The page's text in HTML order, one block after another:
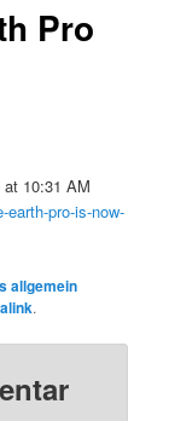
Pro
10:31 AM
earth-pro-is-now-
allgemein
.